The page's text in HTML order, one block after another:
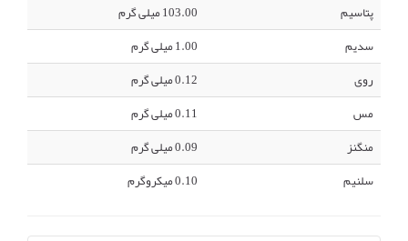
پتاسیم
103.00 میلی گرم
سدیم
1.00 میلی گرم
روی
0.12 میلی گرم
مس
0.11 میلی گرم
منگنز
0.09 میلی گرم
سلنیم
0.10 میکروگرم